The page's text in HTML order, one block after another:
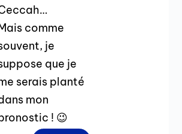
comme
je
que je
serais planté
mon
! 😉